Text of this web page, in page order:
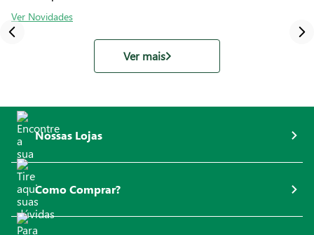
Ver Novidades
Ver mais
Nossas Lojas
Como Comprar?